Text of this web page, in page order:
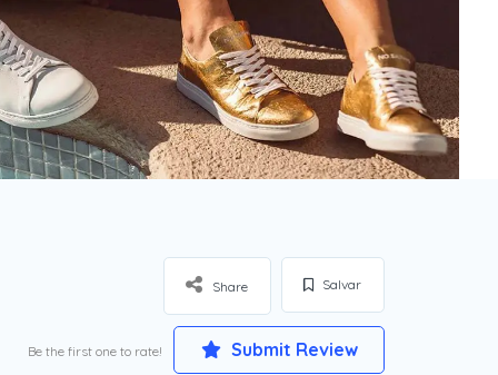
Salvar
Share
Be the first one to rate! Submit Review